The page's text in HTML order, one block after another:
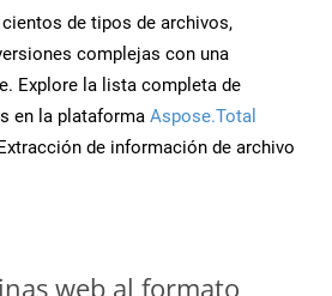
de tipos de archivos,
complejas con una
Explore la lista completa de
en la plataforma Aspose.Total
de información de archivo
web al formato